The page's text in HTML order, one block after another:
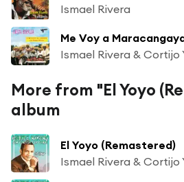
Ismael Rivera
Me Voy a
Ismael Rivera & Cortijo
More from "El Yoyo
album
El Yoyo (Remastered)
Ismael Rivera & Cortijo